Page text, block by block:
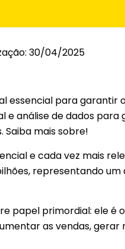
30/04/2025
essencial para garantir
e análise de dados
Saiba mais sobre!
e cada vez mais
representando
papel primordial: ele
as vendas, gerar